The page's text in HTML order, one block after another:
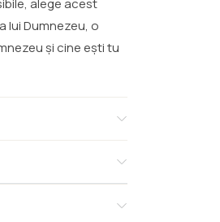
alege acest
lui Dumnezeu, o
și cine ești tu